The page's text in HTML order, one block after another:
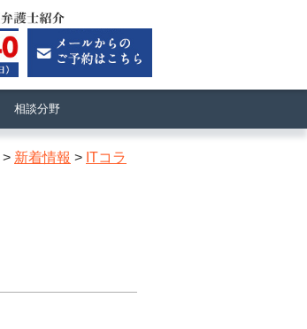
相談分野
> 新着情報 > ITコラ